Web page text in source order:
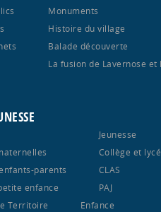
Monuments
Histoire du village
Balade découverte
La fusion de Lavernose et
parents
enfance
Jeunesse
Collège et
CLAS
PAJ
Territoire
Enfance